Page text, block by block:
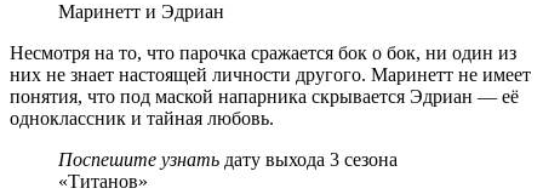
Маринетт и Эдриан
Несмотря на то, что парочка сражается бок о бок, ни один из
них не знает настоящей личности другого. Маринетт не имеет
понятия, что под маской напарника скрывается Эдриан — её
одноклассник и тайная любовь.
Поспешите узнать дату выхода 3 сезона
«Титанов»